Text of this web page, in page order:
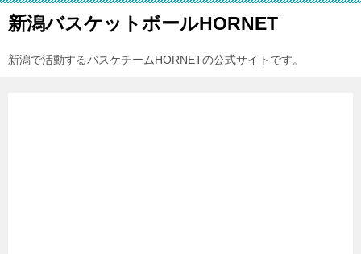
新潟バスケットボールHORNET
新潟で活動するバスケチームHORNETの公式サイトです。